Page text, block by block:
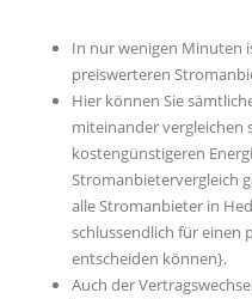
In nur wenigen Minuten
preiswerteren
Hier können Sie
miteinander vergleichen
kostengünstigeren
Stromanbietervergleich
alle Stromanbieter in
schlussendlich für einen
entscheiden können}.
Auch der